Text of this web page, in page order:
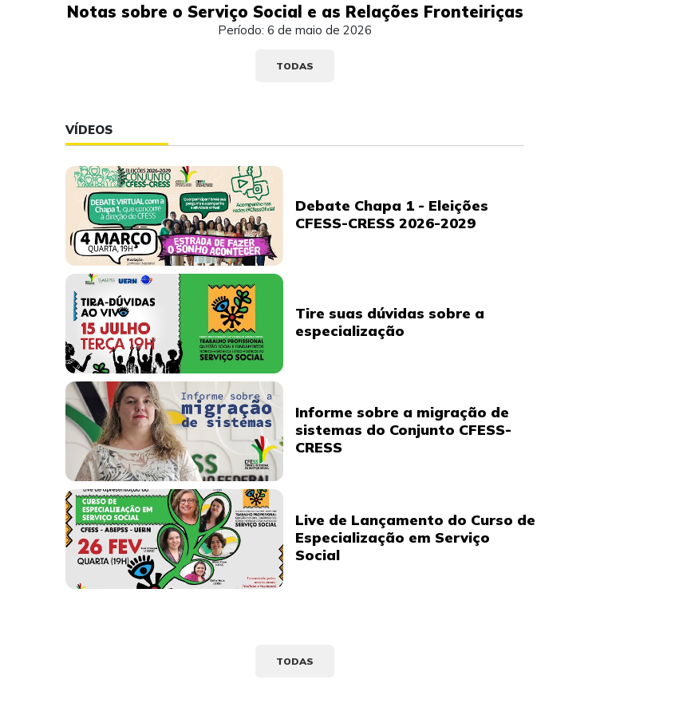
Notas sobre o Serviço Social e as Relações Fronteiriças
Período: 6 de maio de 2026
TODAS
VÍDEOS
Debate Chapa 1 - Eleições
CFESS-CRESS 2026-2029
Tire suas dúvidas sobre a
especialização
Informe sobre a migração de
sistemas do Conjunto CFESS-
CRESS
Live de Lançamento do Curso de
Especialização em Serviço
Social
TODAS